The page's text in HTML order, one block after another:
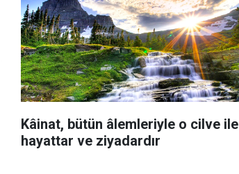
Kâinat, bütün âlemleriyle o cilve ile
hayattar ve ziyadardır